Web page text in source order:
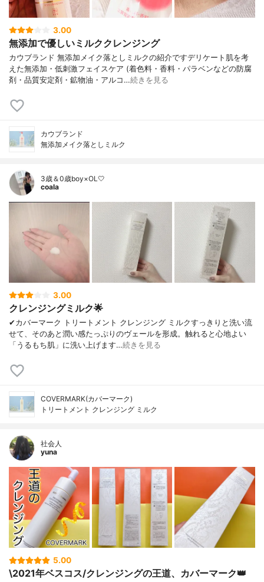
3.00
無添加で優しいミルククレンジング
カウブランド 無添加メイク落としミルクの紹介ですデリケート肌を考
えた無添加・低刺激フェイスケア (着色料・香料・パラベンなどの防腐
剤・品質安定剤・鉱物油・アルコ…続きを見る
カウブランド
無添加メイク落としミルク
3歳＆0歳boy×OL🤍
coala
3.00
クレンジングミルク🌟
✔︎カバーマーク トリートメント クレンジング ミルクすっきりと洗い流
せて、そのあと潤い感たっぷりのヴェールを形成。触れると心地よい
「うるもち肌」に洗い上げます…続きを見る
COVERMARK(カバーマーク)
トリートメント クレンジング ミルク
社会人
yuna
5.00
\2021年ベスコス/クレンジングの王道、カバーマーク👑